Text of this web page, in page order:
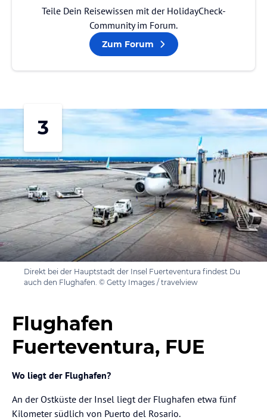
Teile Dein Reisewissen mit der HolidayCheck-
Community im Forum.
Zum Forum
3
Direkt bei der Hauptstadt der Insel Fuerteventura findest Du
auch den Flughafen. © Getty Images / travelview
Flughafen
Fuerteventura, FUE
Wo liegt der Flughafen?
An der Ostküste der Insel liegt der Flughafen etwa fünf
Kilometer südlich von Puerto del Rosario.